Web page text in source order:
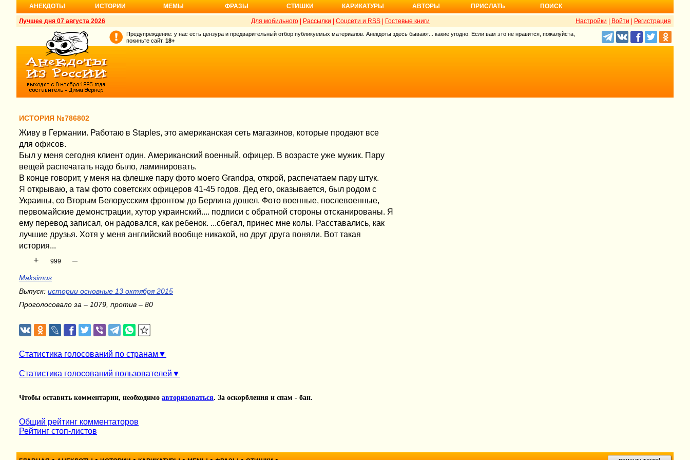
АНЕКДОТЫ ИСТОРИИ МЕМЫ ФРАЗЫ СТИШКИ КАРИКАТУРЫ АВТОРЫ ПРИСЛАТЬ ПОИСК
Лучшее дня 07 августа 2026 Настройки Войти Регистрация
Для мобильного Рассылки Соцсети и RSS Гостевые книги
Предупреждение: у нас есть цензура и предварительный отбор публикуемых материалов. Анекдоты здесь бывают... какие угодно. Если вам это не нравится, пожалуйста,
покиньте сайт. 18+
ИСТОРИЯ №786802
Живу в Германии. Работаю в Staples, это американская сеть магазинов, которые продают все
для офисов.
Был у меня сегодня клиент один. Американский военный, офицер. В возрасте уже мужик. Пару
вещей распечатать надо было, ламинировать.
В конце говорит, у меня на флешке пару фото моего Grandpa, открой, распечатаем пару штук.
Я открываю, а там фото советских офицеров 41-45 годов. Дед его, оказывается, был родом с
Украины, со Вторым Белорусским фронтом до Берлина дошел. Фото военные, послевоенные,
первомайские демонстрации, хутор украинский.... подписи с обратной стороны отсканированы. Я
ему перевод записал, он радовался, как ребенок. ...сбегал, принес мне колы. Расставались, как
лучшие друзья. Хотя у меня английский вообще никакой, но друг друга поняли. Вот такая
история...
+ 999 –
Maksimus
Выпуск: истории основные 13 октября 2015
Проголосовало за – 1079, против – 80
Статистика голосований по странам
Статистика голосований пользователей
Чтобы оставить комментарии, необходимо авторизоваться. За оскорбления и спам - бан.
Общий рейтинг комментаторов
Рейтинг стоп-листов